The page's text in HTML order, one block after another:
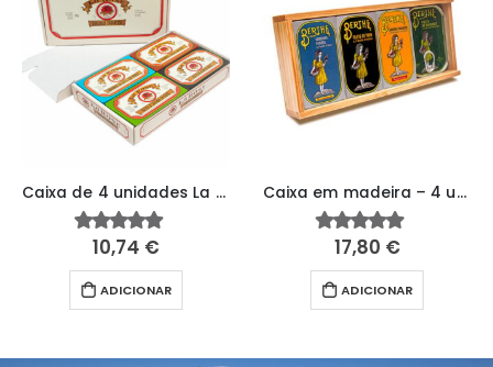
Caixa de 4 unidades La Rose
4.91 fora de 5
10,74 €
ADICIONAR
Caixa em madeira – 4 unidades Berthe
5.00fora de 5
17,80 €
ADICIONAR